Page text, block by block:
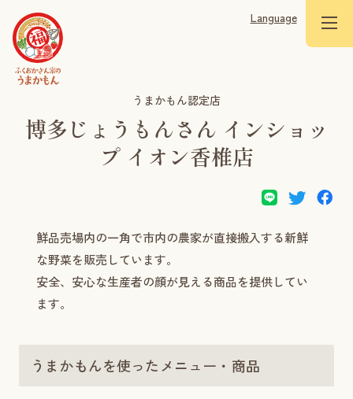
Language
うまかもん認定店
博多じょうもんさん インショッ
プ イオン香椎店
鮮品売場内の一角で市内の農家が直接搬入する新鮮
な野菜を販売しています。
安全、安心な生産者の顔が見える商品を提供してい
ます。
うまかもんを使ったメニュー・商品